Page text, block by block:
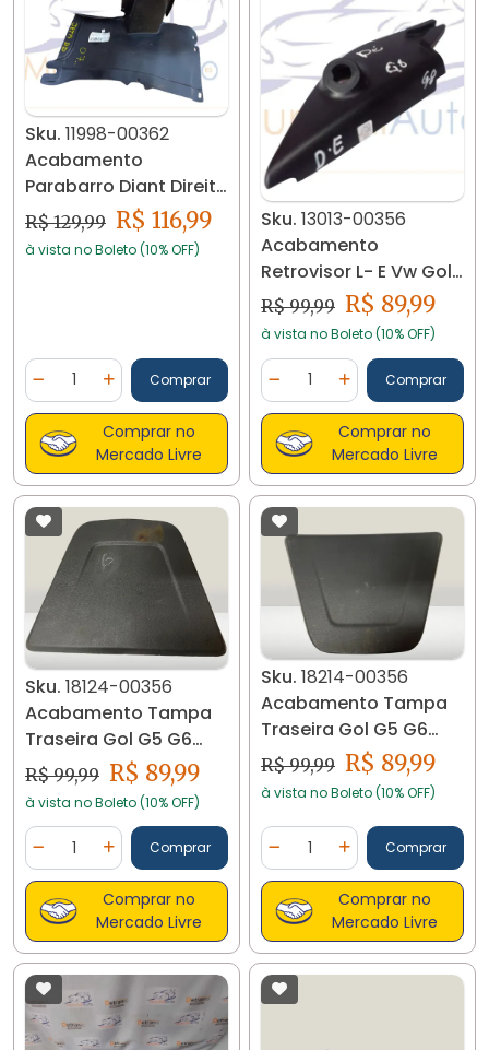
Sku. 11998-00362
Acabamento
Parabarro Diant Direito
Vw Jetta 07/.. 11998
R$ 129,99 R$ 116,99
à vista no Boleto (10% OFF)
Diminuir Quantidade
Quantidade
Adicionar Quantidade
Comprar
Comprar no
Mercado Livre
Sku. 13013-00356
Acabamento
Retrovisor L- E Vw Gol
G5 5u0837993 13013
Cd18b
R$ 99,99 R$ 89,99
à vista no Boleto (10% OFF)
Diminuir Quantidade
Quantidade
AdicionarComprar
Comprar no
Mercado Livre
Sku. 18124-00356
Acabamento Tampa
Traseira Gol G5 G6
18124 C02
R$ 99,99 R$ 89,99
à vista no Boleto (10% OFF)
Diminuir Quantidade
Quantidade
Adicionar Quantidade
Comprar
Comprar no
Mercado Livre
Sku. 18214-00356
Acabamento Tampa
Traseira Gol G5 G6
18214 C08
R$ 99,99 R$ 89,99
à vista no Boleto (10% OFF)
Diminuir Quantidade
Quantidade
AdicionarComprar
Comprar no
Mercado Livre